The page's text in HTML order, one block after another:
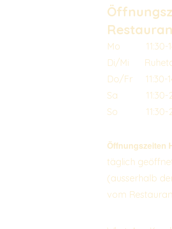
Mo 11:30-
Di/Mi
Do/Fr 11:30-
Sa 11:30-
So 11:30-
Öffnungszeiten
täglich
(ausserhalb
vom